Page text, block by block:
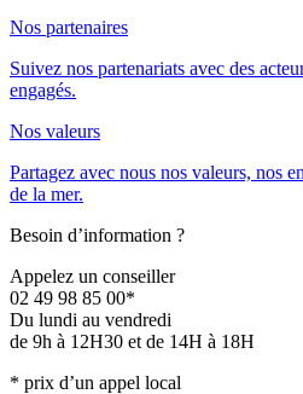
Nos partenaires
Suivez nos partenariats avec des
engagés.
Nos valeurs
Partagez avec nous nos valeurs, nos
de la mer.
Besoin d’information ?
Appelez un conseiller
02 49 98 85 00*
Du lundi au vendredi
de 9h à 12H30 et de 14H à 18H
* prix d’un appel local